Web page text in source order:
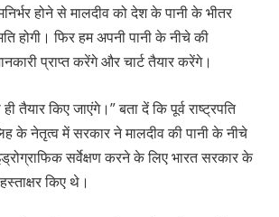
होने से मालदीव को देश के पानी के भीतर
होगी। फिर हम अपनी पानी के नीचे की
प्राप्त करेंगे और चार्ट तैयार करेंगे।
तैयार किए जाएंगे।” बता दें कि पूर्व राष्ट्रपति
के नेतृत्व में सरकार ने मालदीव की पानी के नीचे
सर्वेक्षण करने के लिए भारत सरकार के
किए थे।